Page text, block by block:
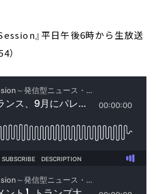
』平日午後6時から生放送
）